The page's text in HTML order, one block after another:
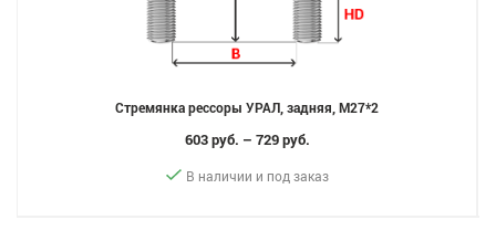
Стремянка рессоры УРАЛ, задняя, M27*2
603 руб. – 729 руб.
В наличии и под заказ